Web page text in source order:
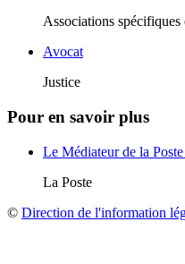
Associations spécifiques
Avocat
Justice
Pour en savoir plus
Le Médiateur de la Poste
La Poste
© Direction de l'information